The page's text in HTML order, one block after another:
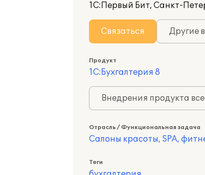
1С:Первый Бит, Санкт-
Связаться Другие
Продукт
1С:Бухгалтерия 8
Внедрения продукта
Отрасль / Функциональная задача
Салоны красоты, SPA,
Теги